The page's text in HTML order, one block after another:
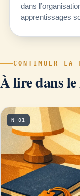
dans
apprentissages
CONTINUER LA
À lire dans le
N 01